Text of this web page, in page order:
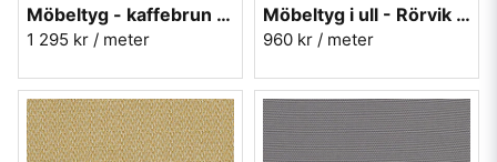
Möbeltyg - kaffebrun tweed - POP nr.46
1 295 kr / meter
Möbeltyg i ull - Rörvik röd nr.37 - Berghem
960 kr / meter